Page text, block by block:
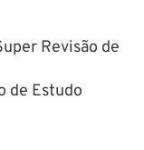
Revisão de
de Estudo